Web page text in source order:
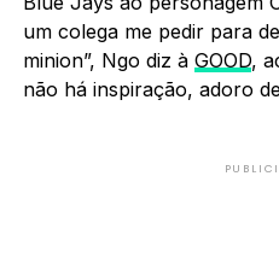
um colega me pedir para
minion”, Ngo diz à GOOD,
não há inspiração, adoro